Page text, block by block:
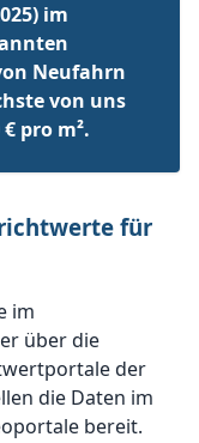
im
Neufahrn
von uns
pro m².
für
im
über die
der
die Daten im
bereit.